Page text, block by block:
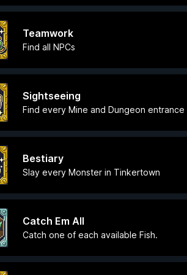
Teamwork
Find all NPCs
Sightseeing
Find every Mine and Dungeon entrance
Bestiary
Slay every Monster in Tinkertown
Catch Em All
Catch one of each available Fish.